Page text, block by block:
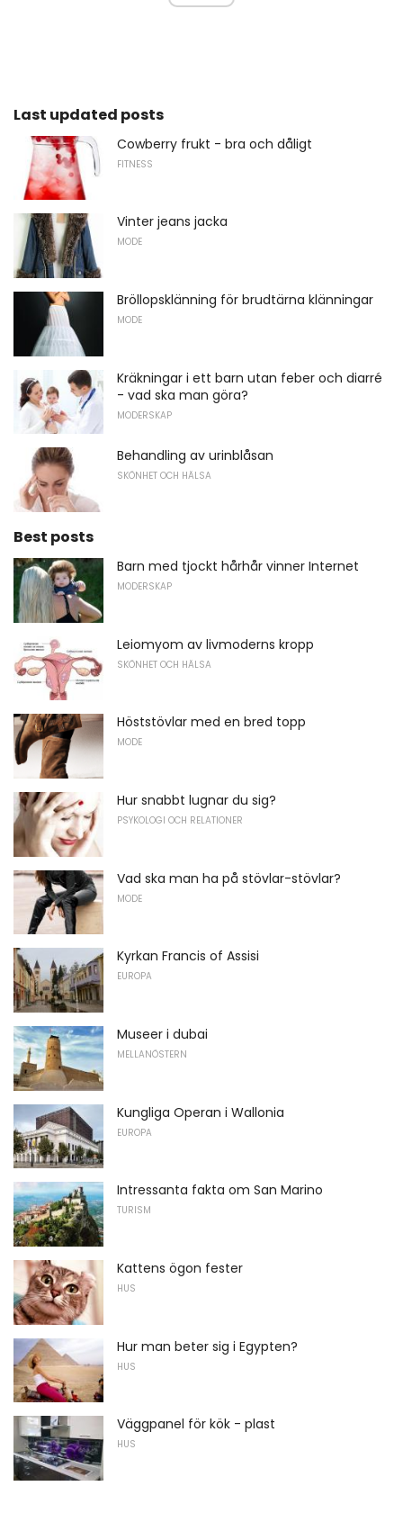
Last updated posts
Cowberry frukt - bra och dåligt
FITNESS
Vinter jeans jacka
MODE
Bröllopsklänning för brudtärna klänningar
MODE
Kräkningar i ett barn utan feber och diarré
- vad ska man göra?
MODERSKAP
Behandling av urinblåsan
SKÖNHET OCH HÄLSA
Best posts
Barn med tjockt hårhår vinner Internet
MODERSKAP
Leiomyom av livmoderns kropp
SKÖNHET OCH HÄLSA
Höststövlar med en bred topp
MODE
Hur snabbt lugnar du sig?
PSYKOLOGI OCH RELATIONER
Vad ska man ha på stövlar-stövlar?
MODE
Kyrkan Francis of Assisi
EUROPA
Museer i dubai
MELLANÖSTERN
Kungliga Operan i Wallonia
EUROPA
Intressanta fakta om San Marino
TURISM
Kattens ögon fester
HUS
Hur man beter sig i Egypten?
HUS
Väggpanel för kök - plast
HUS